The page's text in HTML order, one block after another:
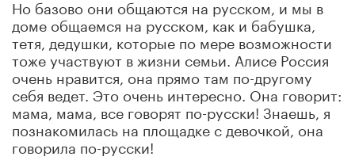
Но базово они общаются на русском, и мы в
доме общаемся на русском, как и бабушка,
тетя, дедушки, которые по мере возможности
тоже участвуют в жизни семьи. Алисе Россия
очень нравится, она прямо там по-другому
себя ведет. Это очень интересно. Она говорит:
мама, мама, все говорят по-русски! Знаешь, я
познакомилась на площадке с девочкой, она
говорила по-русски!